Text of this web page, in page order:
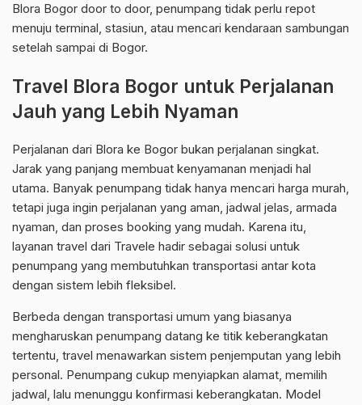
Blora Bogor door to door, penumpang tidak perlu repot
menuju terminal, stasiun, atau mencari kendaraan sambungan
setelah sampai di Bogor.
Travel Blora Bogor untuk Perjalanan
Jauh yang Lebih Nyaman
Perjalanan dari Blora ke Bogor bukan perjalanan singkat.
Jarak yang panjang membuat kenyamanan menjadi hal
utama. Banyak penumpang tidak hanya mencari harga murah,
tetapi juga ingin perjalanan yang aman, jadwal jelas, armada
nyaman, dan proses booking yang mudah. Karena itu,
layanan travel dari Travele hadir sebagai solusi untuk
penumpang yang membutuhkan transportasi antar kota
dengan sistem lebih fleksibel.
Berbeda dengan transportasi umum yang biasanya
mengharuskan penumpang datang ke titik keberangkatan
tertentu, travel menawarkan sistem penjemputan yang lebih
personal. Penumpang cukup menyiapkan alamat, memilih
jadwal, lalu menunggu konfirmasi keberangkatan. Model